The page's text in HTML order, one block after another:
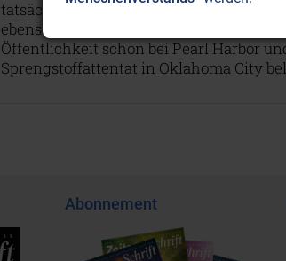
tatsächlich nicht vorgewarnt? Warum
ebenso von den Anschlägen wie Israel?
Öffentlichkeit schon bei Pearl Harbor
Sprengstoffattentat in Oklahoma City
Abonnement